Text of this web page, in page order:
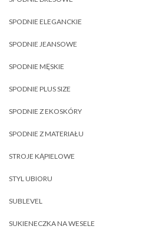
SPODNIE ELEGANCKIE
SPODNIE JEANSOWE
SPODNIE MĘSKIE
SPODNIE PLUS SIZE
SPODNIE Z EKOSKÓRY
SPODNIE Z MATERIAŁU
STROJE KĄPIELOWE
STYL UBIORU
SUBLEVEL
SUKIENECZKA NA WESELE